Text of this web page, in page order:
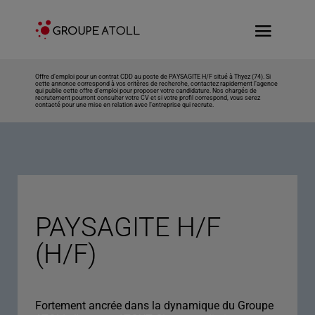
Offre d’emploi pour un contrat CDD au poste de PAYSAGITE H/F situé à Thyez (74). Si
cette annonce correspond à vos critères de recherche, contactez rapidement l’agence
qui publie cette offre d’emploi pour proposer votre candidature. Nos chargés de
recrutement pourront consulter votre CV et si votre profil correspond, vous serez
contacté pour une mise en relation avec l’entreprise qui recrute.
PAYSAGITE H/F
(H/F)
Fortement ancrée dans la dynamique du Groupe